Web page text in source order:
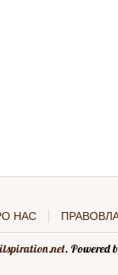
НАС
. Powered